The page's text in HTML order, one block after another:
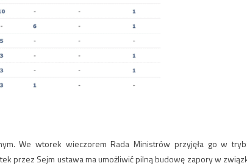
We wtorek wieczorem Rada Ministrów przyjęła go w
przez Sejm ustawa ma umożliwić pilną budowę zapory w